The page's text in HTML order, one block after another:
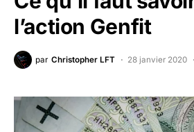
l’action Genfit
par Christopher LFT 28 janvier 2020